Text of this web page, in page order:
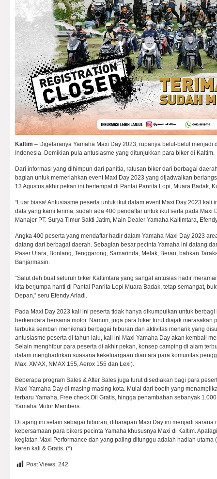
Kaltim – Digelaranya Yamaha Maxi Day 2023, rupanya betul-betul menjadi
Indonesia. Demikian pula antusiasme yang ditunjukkan para biker di Kaltim.
Dari informasi yang dihimpun dari panitia, ratusan biker dari berbagai
bagian untuk memeriahkan event Maxi Day 2023 yang dijadwalkan
13 Agustus akhir pekan ini bertempat di Pantai Panrita Lopi, Muara Badak,
“Luar biasa! Antusiasme peserta untuk ikut dalam event Maxi Day 2023 kali
data yang kami terima, sudah ada 400 pendaftar untuk ikut serta pada Maxi
Manajer PT. Surya Timur Sakti Jatim, Main Dealer Yamaha Kaltimtara,
Angka 400 peserta yang mendaftar hadir dalam Yamaha Maxi Day 2023
datang dari berbagai daerah. Sebagian besar pecinta Yamaha ini datang
Paser Utara, Bontang, Tenggarong, Samarinda, Melak, Berau, bahkan
Banjarmasin.
“Salut deh buat seluruh biker Kaltimtara yang sangat antusias hadir
kita berjumpa nanti di Pantai Panrita Lopi Muara Badak, tetap semangat,
Depan,” seru Efendy Ariadi.
Pada Maxi Day 2023 kali ini peserta tidak hanya dikumpulkan untuk
berkendara bersama motor. Namun, juga para biker turut diajak merasakan
terbuka sembari menikmati berbagai hiburan dan aktivitas menarik yang
antusiasme peserta di tahun lalu, kali ini Maxi Yamaha Day akan kembali
Selain menghibur para peserta di akhir pekan, konsep camping di alam
dalam menghadirkan suasana kekeluargaan diantara para komunitas
Max, XMAX, NMAX 155, Aerox 155 dan Lexi).
Beberapa program Sales & After Sales juga turut disediakan bagi para
Maxi Yamaha Day di masing-masing kota. Mulai dari booth yang
terbaru Yamaha, Free check,Oil Gratis, hingga penambahan sebanyak
Yamaha Motor Members.
Di ajang ini selain sebagai hiburan, diharapan Maxi Day ini menjadi sarana
kebersamaan para bikers pecinta Yamaha khususnya Maxi di Kaltim.
kegiatan Maxi Performance dan yang paling ditunggu adalah hadiah utama
keren kali & Gratis. (*)
Post Views: 242